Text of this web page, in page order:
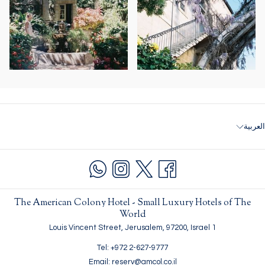
العربية
The American Colony Hotel - Small Luxury Hotels of The
World
1 Louis Vincent Street, Jerusalem, 97200, Israel
Tel: +972 2-627-9777
Email: reserv@amcol.co.il